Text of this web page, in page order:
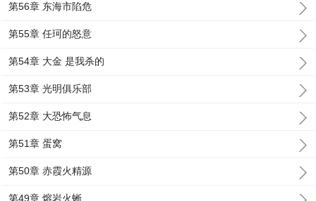
第56章 东海市陷危
第55章 任珂的怒意
第54章 大金 是我杀的
第53章 光明俱乐部
第52章 大恐怖气息
第51章 蛋窝
第50章 赤霞火精源
第49章 熔岩火蜥